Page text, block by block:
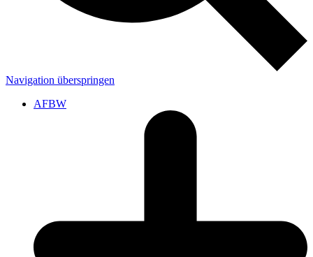
Navigation überspringen
AFBW